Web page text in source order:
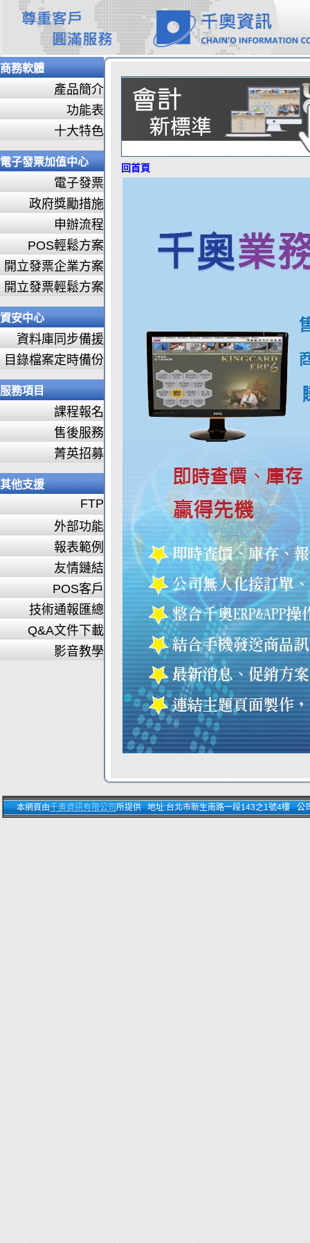
商務軟體
產品簡介
功能表
十大特色
電子發票加值中心
電子發票
政府獎勵措施
申辦流程
POS輕鬆方案
開立發票企業方案
開立發票輕鬆方案
資安中心
資料庫同步備援
目錄檔案定時備份
服務項目
課程報名
售後服務
菁英招募
其他支援
FTP
外部功能
報表範例
友情鏈結
POS客戶
技術通報匯總
Q&A文件下載
影音教學
回首頁
本網頁由千奧資訊有限公司所提供 地址:台北市新生南路一段143之1號4樓